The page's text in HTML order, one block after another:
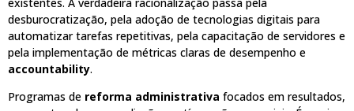
desburocratização, pela adoção de tecnologias digitais para
automatizar tarefas repetitivas, pela capacitação de servidores e
pela implementação de métricas claras de desempenho e
accountability.
Programas de reforma administrativa focados em resultados,